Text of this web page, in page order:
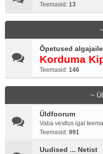
Teemasid: 13
Õpetused
Korduma
Teemasid: 146
~
Üldfoorum
Vaba vestlus igal
Teemasid: 991
Uudised ... Netist